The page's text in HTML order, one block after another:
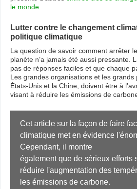
le monde
Lutter contre le changement
politique climatique
La question de savoir comment arrêter
planète n’a jamais été aussi pressante.
pas de réponses faciles et que chaque
Les grandes organisations et les grands
États-Unis et la Chine, doivent être à
visant à réduire les émissions de
Cet article sur la façon de faire
climatique met en évidence
Cependant, il montre
également que de sérieux efforts
réduire l'augmentation des
les émissions de carbone.